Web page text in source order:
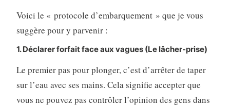
Voici le « protocole d’embarquement » que je vous
suggère pour y parvenir :
1. Déclarer forfait face aux vagues (Le lâcher-prise)
Le premier pas pour plonger, c’est d’arrêter de taper
sur l’eau avec ses mains. Cela signifie accepter que
vous ne pouvez pas contrôler l’opinion des gens dans